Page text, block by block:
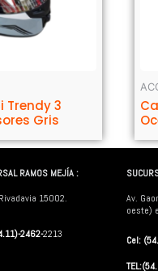
Trendy 3
Gris
RAMOS MEJÍA :
15002.
2462-2213
Av.
oeste)
Cel: